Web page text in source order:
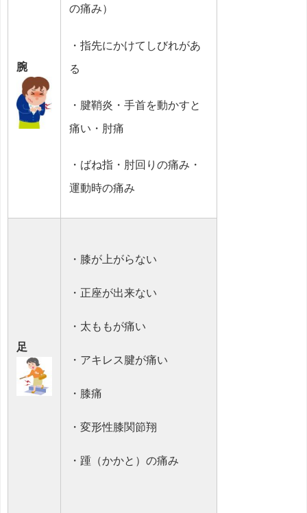
腕
の痛み）
・指先にかけてしびれがあ
る
・腱鞘炎・手首を動かすと
痛い・肘痛
・ばね指・肘回りの痛み・
運動時の痛み
足
・膝が上がらない
・正座が出来ない
・太ももが痛い
・アキレス腱が痛い
・膝痛
・変形性膝関節翔
・踵（かかと）の痛み